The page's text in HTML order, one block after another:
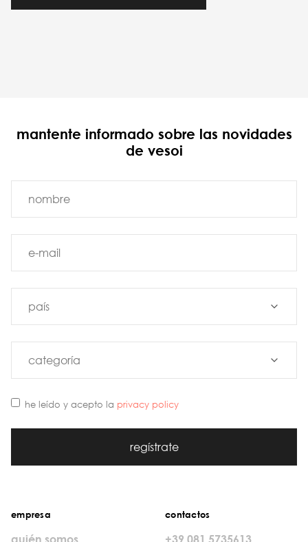
mantente informado sobre las novidades
de vesoi
he leído y acepto la privacy policy
regístrate
empresa
quién somos
contactos
+39 081 5735613